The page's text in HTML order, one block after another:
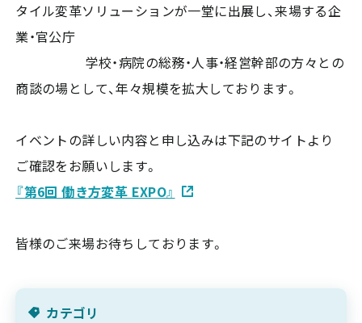
タイル変革ソリューションが一堂に出展し、来場する企
業・官公庁
学校・病院の総務・人事・経営幹部の方々との
商談の場として、年々規模を拡大しております。
イベントの詳しい内容と申し込みは下記のサイトより
ご確認をお願いします。
『第6回 働き方変革 EXPO』
皆様のご来場お待ちしております。
カテゴリ